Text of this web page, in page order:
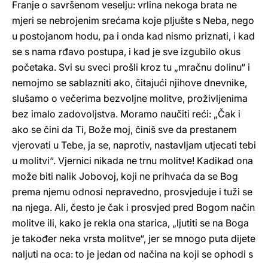
Franje o savršenom veselju: vrlina nekoga brata ne
mjeri se nebrojenim srećama koje pljušte s Neba, nego
u postojanom hodu, pa i onda kad nismo priznati, i kad
se s nama rđavo postupa, i kad je sve izgubilo okus
početaka. Svi su sveci prošli kroz tu „mračnu dolinu“ i
nemojmo se sablazniti ako, čitajući njihove dnevnike,
slušamo o večerima bezvoljne molitve, proživljenima
bez imalo zadovoljstva. Moramo naučiti reći: „Čak i
ako se čini da Ti, Bože moj, činiš sve da prestanem
vjerovati u Tebe, ja se, naprotiv, nastavljam utjecati tebi
u molitvi“. Vjernici nikada ne trnu molitve! Kadikad ona
može biti nalik Jobovoj, koji ne prihvaća da se Bog
prema njemu odnosi nepravedno, prosvjeduje i tuži se
na njega. Ali, često je čak i prosvjed pred Bogom način
molitve ili, kako je rekla ona starica, „ljutiti se na Boga
je također neka vrsta molitve“, jer se mnogo puta dijete
naljuti na oca: to je jedan od načina na koji se ophodi s